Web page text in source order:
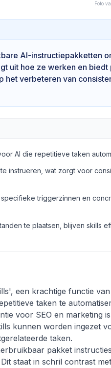
Foto
AI-instructiepakketten
uit hoe ze werken en
verbeteren van
AI die repetitieve taken
instrueren, wat zorgt voor
triggerzinnen en
te plaatsen, blijven skills
een krachtige functie
taken te
voor SEO en marketing
kunnen worden ingezet
taken.
pakket
staat in schril contrast